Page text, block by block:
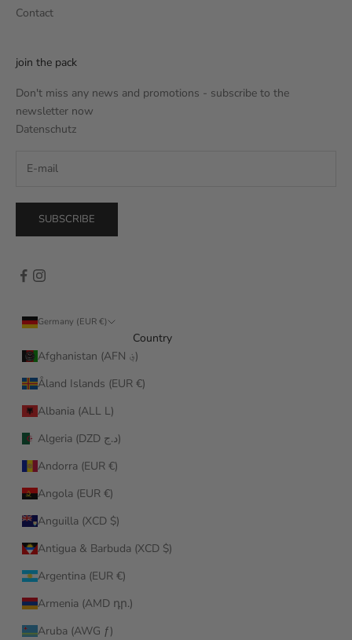
Contact
join the pack
Don't miss any news and promotions - subscribe to the
newsletter now
Datenschutz
SUBSCRIBE
Germany (EUR €)
Country
Afghanistan (AFN ؋)
Åland Islands (EUR €)
Albania (ALL L)
Algeria (DZD د.ج)
Andorra (EUR €)
Angola (EUR €)
Anguilla (XCD $)
Antigua & Barbuda (XCD $)
Argentina (EUR €)
Armenia (AMD դր.)
Aruba (AWG ƒ)